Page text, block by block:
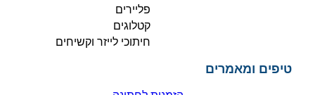
פליירים
קטלוגים
חיתוכי לייזר וקשיחים
טיפים ומאמרים